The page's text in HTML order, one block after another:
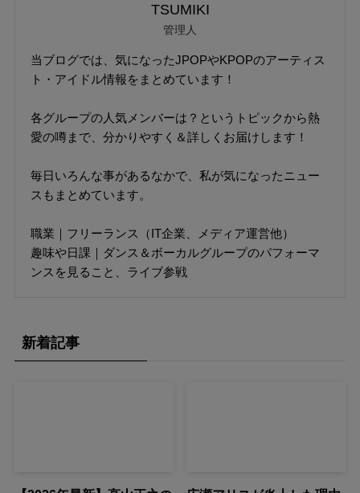
TSUMIKI
管理人
当ブログでは、気になったJPOPやKPOPのアーティス
ト・アイドル情報をまとめています！
各グループの人気メンバーは？というトピックから熱
愛の噂まで、分かりやすく＆詳しくお届けします！
毎日いろんな事があるなかで、私が気になったニュー
スもまとめています。
職業｜フリーランス（IT企業、メディア運営他）
趣味や日課｜ダンス＆ボーカルグループのパフォーマ
ンスを見ること、ライブ参戦
新着記事